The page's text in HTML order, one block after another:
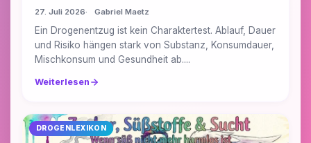
27. Juli 2026 Gabriel Maetz
Ein Drogenentzug ist kein Charaktertest. Ablauf, Dauer
und Risiko hängen stark von Substanz, Konsumdauer,
Mischkonsum und Gesundheit ab....
Weiterlesen
DROGENLEXIKON